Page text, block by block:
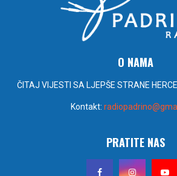
O NAMA
ČITAJ VIJESTI SA LJEPŠE STRANE
Kontakt:
PRATITE NAS